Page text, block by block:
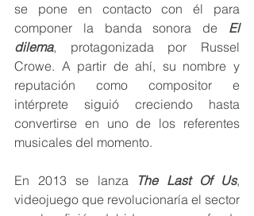
se pone en contacto con él para
componer la banda sonora de El
dilema, protagonizada por Russel
Crowe. A partir de ahí, su nombre y
reputación como compositor e
intérprete siguió creciendo hasta
convertirse en uno de los referentes
musicales del momento.
En 2013 se lanza The Last Of Us,
videojuego que revolucionaría el sector